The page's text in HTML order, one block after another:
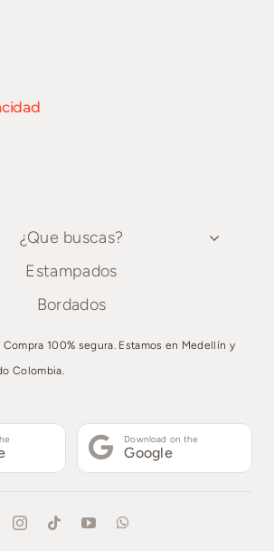
¿Que buscas?
Estampados
Bordados
100% segura. Estamos en Medellín y
Colombia.
Download on the
Google